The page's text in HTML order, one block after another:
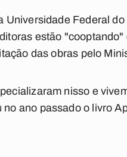
Universidade Federal
estão
das obras pelo
nisso e
no ano passado o livro